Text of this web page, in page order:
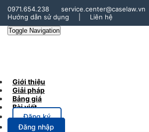
0971.654.238
service.center@caselaw.vn
Hướng dẫn sử dụng
Liên hệ
Toggle Navigation
Giới thiệu
Giải pháp
Bảng giá
Bài viết
Đăng ký
Đăng nhập